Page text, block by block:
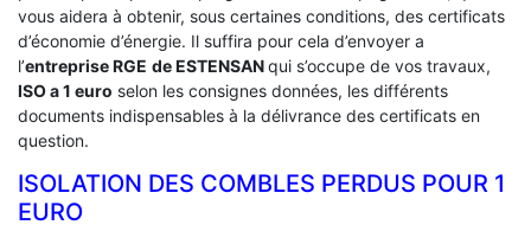
vous aidera à obtenir, sous certaines conditions, des certificats
d’économie d’énergie. Il suffira pour cela d’envoyer a
l’entreprise RGE de ESTENSANqui s’occupe de vos travaux,
ISO a 1 euro selon les consignes données, les différents
documents indispensables à la délivrance des certificats en
question.
ISOLATION DES COMBLES PERDUS POUR 1
EURO